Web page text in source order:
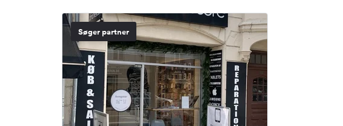
Søger partner